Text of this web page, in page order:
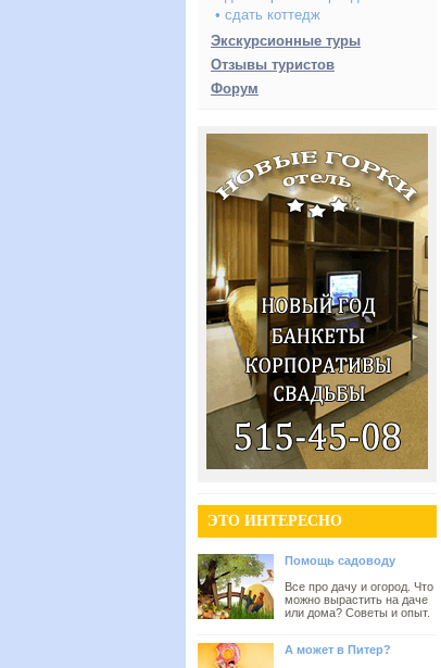
• сдать коттедж
Экскурсионные туры
Отзывы туристов
Форум
ЭТО ИНТЕРЕСНО
Помощь садоводу
Все про дачу и огород. Что
можно вырастить на даче
или дома? Советы и опыт.
А может в Питер?